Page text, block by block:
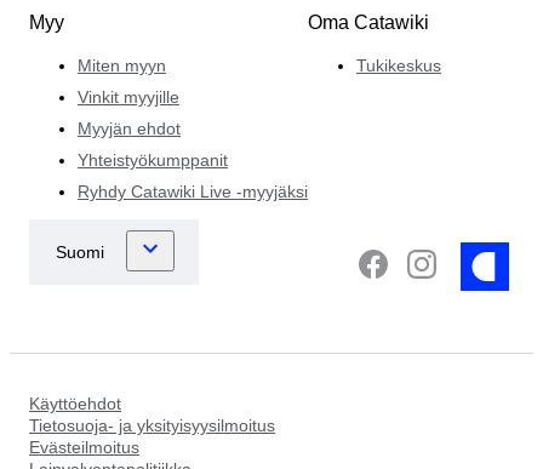
Myy
Miten myyn
Vinkit myyjille
Myyjän ehdot
Yhteistyökumppanit
Ryhdy Catawiki Live -myyjäksi
Oma Catawiki
Tukikeskus
Käyttöehdot
Tietosuoja- ja yksityisyysilmoitus
Evästeilmoitus